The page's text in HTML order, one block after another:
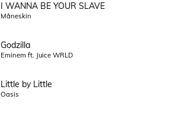
I WANNA BE YOUR SLAVE
Måneskin
Godzilla
Eminem ft. Juice WRLD
Little by Little
Oasis